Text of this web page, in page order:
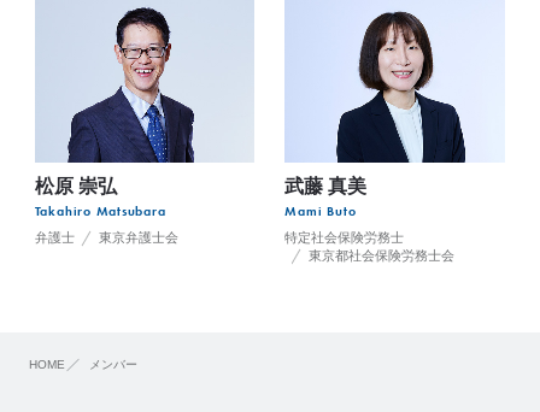
松原 崇弘
Takahiro Matsubara
弁護士 東京弁護士会
武藤 真美
Mami Buto
特定社会保険労務士
東京都社会保険労務士会
HOME メンバー